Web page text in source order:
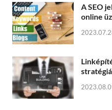
A SEO
online